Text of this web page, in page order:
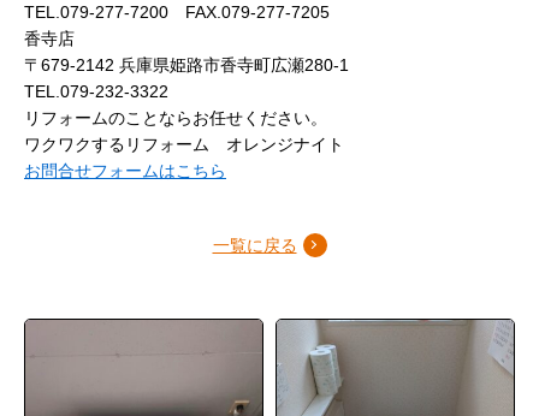
TEL.079-277-7200 FAX.079-277-7205
香寺店
〒679-2142 兵庫県姫路市香寺町広瀬280-1
TEL.079-232-3322
リフォームのことならお任せください。
ワクワクするリフォーム オレンジナイト
お問合せフォームはこちら
一覧に戻る